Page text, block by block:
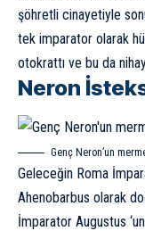
şöhretli cinayetiyle
tek imparator olarak
otokrattı ve bu da
Neron
Genç Neron’un
Geleceğin Roma
Ahenobarbus olarak
İmparator Augustus